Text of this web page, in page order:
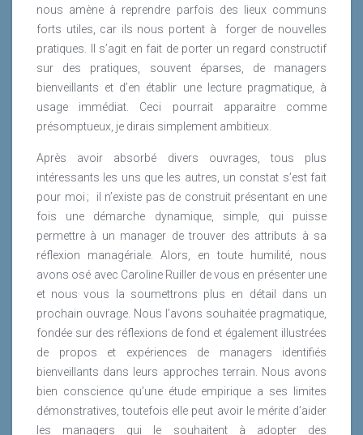
nous amène à reprendre parfois des lieux communs
forts utiles, car ils nous portent à
forger de nouvelles
pratiques. Il s’agit en fait de porter un regard constructif
sur des pratiques, souvent éparses, de managers
bienveillants et d’en établir une lecture pragmatique, à
usage immédiat. Ceci pourrait apparaitre comme
présomptueux, je dirais simplement ambitieux.
Après avoir absorbé divers ouvrages, tous plus
intéressants les uns que les autres, un constat s’est fait
pour moi ;
il n’existe pas de construit présentant en une
fois une démarche dynamique, simple, qui puisse
permettre à un manager de trouver des attributs à sa
réflexion managériale. Alors, en toute humilité, nous
avons osé avec Caroline Ruiller de vous en présenter une
et nous vous la soumettrons plus en détail dans un
prochain ouvrage. Nous l’avons souhaitée pragmatique,
fondée sur des réflexions de fond et également illustrées
de propos et expériences de managers identifiés
bienveillants dans leurs approches terrain. Nous avons
bien conscience qu’une étude empirique a ses limites
démonstratives, toutefois elle peut avoir le mérite d’aider
les managers qui le souhaitent à adopter des